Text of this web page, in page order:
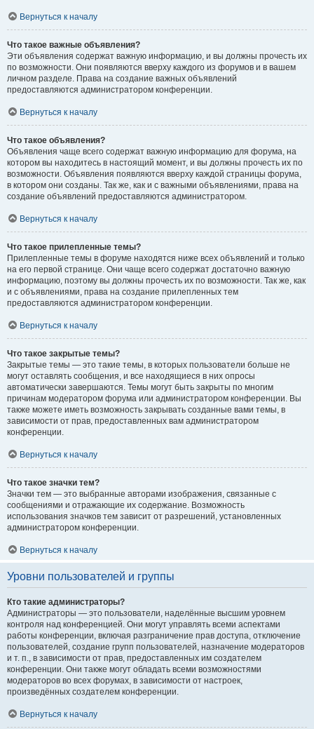
Вернуться к началу
Что такое важные объявления?
Эти объявления содержат важную информацию, и вы должны прочесть их
по возможности. Они появляются вверху каждого из форумов и в вашем
личном разделе. Права на создание важных объявлений
предоставляются администратором конференции.
Вернуться к началу
Что такое объявления?
Объявления чаще всего содержат важную информацию для форума, на
котором вы находитесь в настоящий момент, и вы должны прочесть их по
возможности. Объявления появляются вверху каждой страницы форума,
в котором они созданы. Так же, как и с важными объявлениями, права на
создание объявлений предоставляются администратором.
Вернуться к началу
Что такое прилепленные темы?
Прилепленные темы в форуме находятся ниже всех объявлений и только
на его первой странице. Они чаще всего содержат достаточно важную
информацию, поэтому вы должны прочесть их по возможности. Так же, как
и с объявлениями, права на создание прилепленных тем
предоставляются администратором конференции.
Вернуться к началу
Что такое закрытые темы?
Закрытые темы — это такие темы, в которых пользователи больше не
могут оставлять сообщения, и все находящиеся в них опросы
автоматически завершаются. Темы могут быть закрыты по многим
причинам модератором форума или администратором конференции. Вы
также можете иметь возможность закрывать созданные вами темы, в
зависимости от прав, предоставленных вам администратором
конференции.
Вернуться к началу
Что такое значки тем?
Значки тем — это выбранные авторами изображения, связанные с
сообщениями и отражающие их содержание. Возможность
использования значков тем зависит от разрешений, установленных
администратором конференции.
Вернуться к началу
Уровни пользователей и группы
Кто такие администраторы?
Администраторы — это пользователи, наделённые высшим уровнем
контроля над конференцией. Они могут управлять всеми аспектами
работы конференции, включая разграничение прав доступа, отключение
пользователей, создание групп пользователей, назначение модераторов
и т. п., в зависимости от прав, предоставленных им создателем
конференции. Они также могут обладать всеми возможностями
модераторов во всех форумах, в зависимости от настроек,
произведённых создателем конференции.
Вернуться к началу